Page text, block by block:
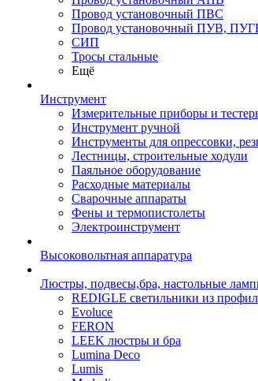
Провод установочный ПВС
Провод установочный ПУВ,
СИП
Тросы стальные
Ещё
Инструмент
Измерительные приборы и
Инструмент ручной
Инструменты для опрессовки,
Лестницы, строительные ходули
Паяльное оборудование
Расходные материалы
Сварочные аппараты
Фены и термопистолеты
Электроинструмент
Высоковольтная аппаратура
Люстры, подвесы,бра, настольные
REDIGLE светильники из
Evoluce
FERON
LEEK люстры и бра
Lumina Deco
Lumis